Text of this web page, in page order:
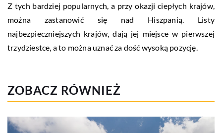
Z tych bardziej popularnych, a przy okazji ciepłych krajów,
można zastanowić się nad Hiszpanią. Listy
najbezpieczniejszych krajów, dają jej miejsce w pierwszej
trzydziestce, a to można uznać za dość wysoką pozycję.
ZOBACZ RÓWNIEŻ